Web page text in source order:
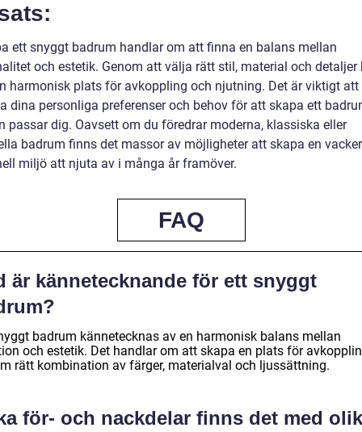
ett snyggt badrum handlar om att finna en balans mellan
och estetik. Genom att välja rätt stil, material och detaljer
harmonisk plats för avkoppling och njutning. Det är viktigt att
dina personliga preferenser och behov för att skapa ett
passar dig. Oavsett om du föredrar moderna, klassiska eller
badrum finns det massor av möjligheter att skapa en
miljö att njuta av i många år framöver.
FAQ
är kännetecknande för ett snyggt
badrum kännetecknas av en harmonisk balans mellan
och estetik. Det handlar om att skapa en plats för
rätt kombination av färger, materialval och ljussättning.
för- och nackdelar finns det med